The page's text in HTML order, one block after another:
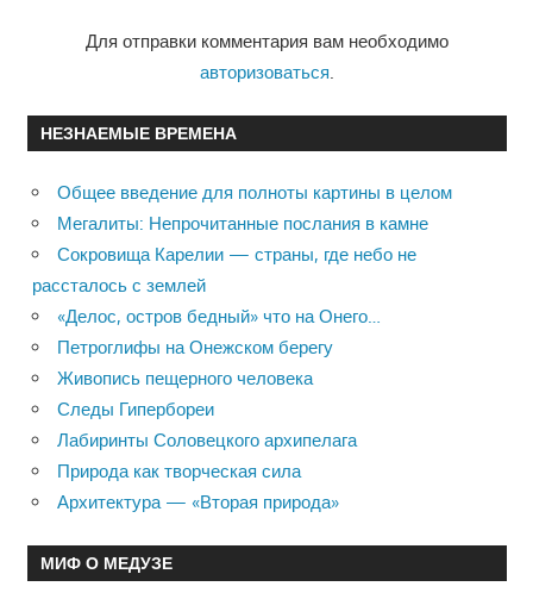
Для отправки комментария вам необходимо
авторизоваться.
НЕЗНАЕМЫЕ ВРЕМЕНА
Общее введение для полноты картины в целом
Мегалиты: Непрочитанные послания в камне
Сокровища Карелии — страны, где небо не
рассталось с землей
«Делос, остров бедный» что на Онего…
Петроглифы на Онежском берегу
Живопись пещерного человека
Следы Гипербореи
Лабиринты Соловецкого архипелага
Природа как творческая сила
Архитектура — «Вторая природа»
МИФ О МЕДУЗЕ